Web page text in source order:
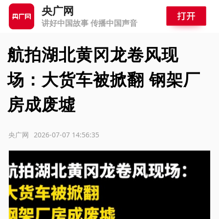
央广网
讲好中国故事 传播中国声音
航拍湖北黄冈龙卷风现
场：大货车被掀翻 钢架厂
房成废墟
2026-07-07 14:56:35
央广网